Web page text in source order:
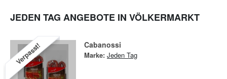
JEDEN TAG ANGEBOTE IN VÖLKERMARKT
Verpasst! Cabanossi
Marke: Jeden Tag